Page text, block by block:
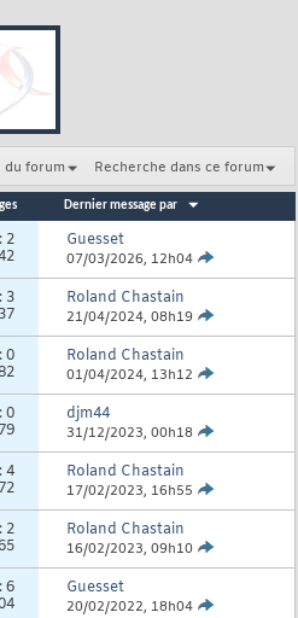
du forum Recherche dans ce forum
Dernier message par
2
Guesset
07/03/2026, 12h04
3
Roland Chastain
21/04/2024, 08h19
0
Roland Chastain
01/04/2024, 13h12
0
djm44
31/12/2023, 00h18
4
Roland Chastain
17/02/2023, 16h55
2
Roland Chastain
16/02/2023, 09h10
6
Guesset
20/02/2022, 18h04